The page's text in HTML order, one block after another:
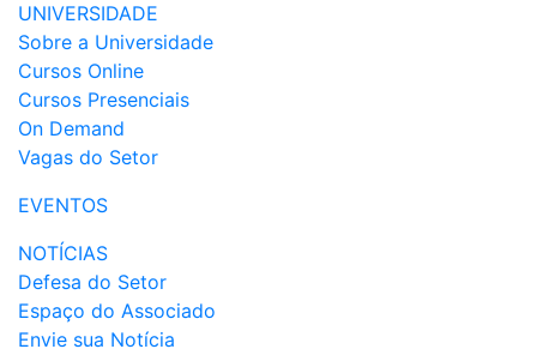
UNIVERSIDADE
Sobre a Universidade
Cursos Online
Cursos Presenciais
On Demand
Vagas do Setor
EVENTOS
NOTÍCIAS
Defesa do Setor
Espaço do Associado
Envie sua Notícia